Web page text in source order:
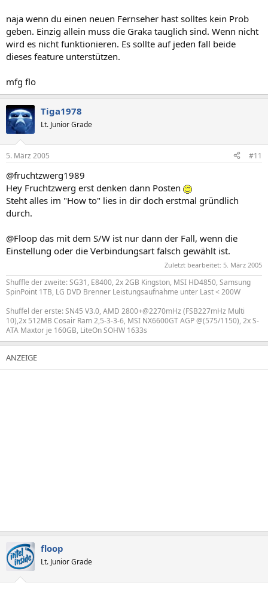
naja wenn du einen neuen Fernseher hast solltes kein Prob
geben. Einzig allein muss die Graka tauglich sind. Wenn nicht
wird es nicht funktionieren. Es sollte auf jeden fall beide
dieses feature unterstützen.
mfg flo
Tiga1978
Lt. Junior Grade
5. März 2005 #11
@fruchtzwerg1989
Hey Fruchtzwerg erst denken dann Posten
Steht alles im "How to" lies in dir doch erstmal gründlich
durch.
@Floop das mit dem S/W ist nur dann der Fall, wenn die
Einstellung oder die Verbindungsart falsch gewählt ist.
Zuletzt bearbeitet: 5. März 2005
Shuffle der zweite: SG31, E8400, 2x 2GB Kingston, MSI HD4850, Samsung
SpinPoint 1TB, LG DVD Brenner Leistungsaufnahme unter Last < 200W
Shuffel der erste: SN45 V3.0, AMD 2800+@2270mHz (FSB227mHz Multi
10),2x 512MB Cosair Ram 2,5-3-3-6, MSI NX6600GT AGP @(575/1150), 2x S-
ATA Maxtor je 160GB, LiteOn SOHW 1633s
floop
Lt. Junior Grade